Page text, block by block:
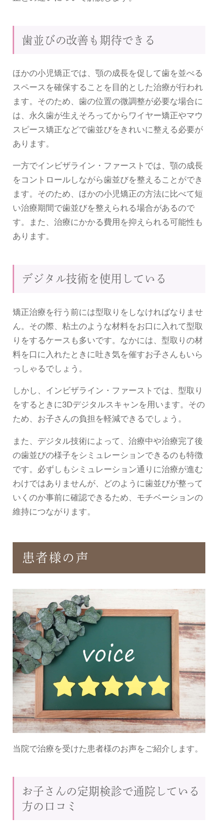
歯並びの改善も期待できる
ほかの小児矯正では、顎の成長を促して歯を並べる
スペースを確保することを目的とした治療が行われ
ます。そのため、歯の位置の微調整が必要な場合に
は、永久歯が生えそろってからワイヤー矯正やマウ
スピース矯正などで歯並びをきれいに整える必要が
あります。
一方でインビザライン・ファーストでは、顎の成長
をコントロールしながら歯並びを整えることができ
ます。そのため、ほかの小児矯正の方法に比べて短
い治療期間で歯並びを整えられる場合があるので
す。また、治療にかかる費用を抑えられる可能性も
あります。
デジタル技術を使用している
矯正治療を行う前には型取りをしなければなりませ
ん。その際、粘土のような材料をお口に入れて型取
りをするケースも多いです。なかには、型取りの材
料を口に入れたときに吐き気を催すお子さんもいら
っしゃるでしょう。
しかし、インビザライン・ファーストでは、型取り
をするときに3Dデジタルスキャンを用います。その
ため、お子さんの負担を軽減できるでしょう。
また、デジタル技術によって、治療中や治療完了後
の歯並びの様子をシミュレーションできるのも特徴
です。必ずしもシミュレーション通りに治療が進む
わけではありませんが、どのように歯並びが整って
いくのか事前に確認できるため、モチベーションの
維持につながります。
患者様の声
当院で治療を受けた患者様のお声をご紹介します。
お子さんの定期検診で通院している
方の口コミ